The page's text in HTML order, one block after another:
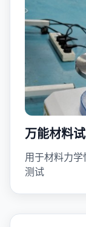
万能材料
用于材料力
测试